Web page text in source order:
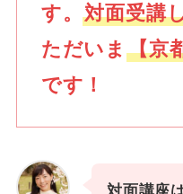
す。対面受講
ただいま【京
です！